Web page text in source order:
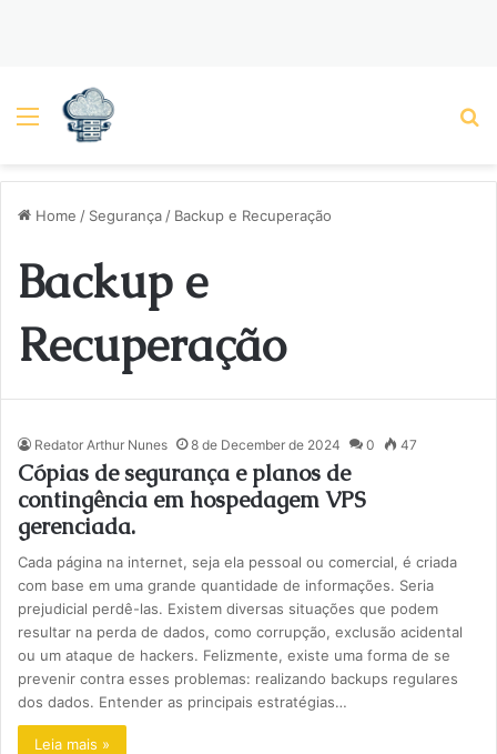
Menu
Home / Segurança / Backup e Recuperação
Backup e
Recuperação
Redator Arthur Nunes 8 de December de 2024 0 47
Cópias de segurança e planos de
contingência em hospedagem VPS
gerenciada.
Cada página na internet, seja ela pessoal ou comercial, é criada
com base em uma grande quantidade de informações. Seria
prejudicial perdê-las. Existem diversas situações que podem
resultar na perda de dados, como corrupção, exclusão acidental
ou um ataque de hackers. Felizmente, existe uma forma de se
prevenir contra esses problemas: realizando backups regulares
dos dados. Entender as principais estratégias…
Leia mais »